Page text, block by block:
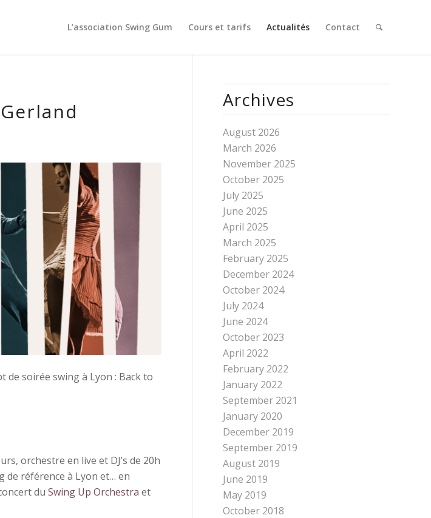
L’association Swing Gum Cours et tarifs Actualités Contact
soirée swing à Lyon : Back to
orchestre en live et DJ’s de 20h
de référence à Lyon et… en
du Swing Up Orchestra et
Archives
August 2026
March 2026
November 2025
October 2025
July 2025
June 2025
April 2025
March 2025
February 2025
December 2024
October 2024
July 2024
June 2024
October 2023
April 2022
February 2022
January 2022
September 2021
January 2020
December 2019
September 2019
August 2019
June 2019
May 2019
October 2018